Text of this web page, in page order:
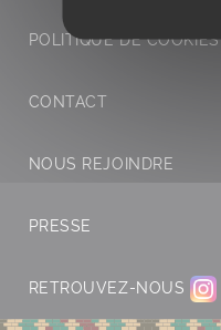
POLITIQUE DE COOKIES
CONTACT
NOUS REJOINDRE
PRESSE
RETROUVEZ-NOUS